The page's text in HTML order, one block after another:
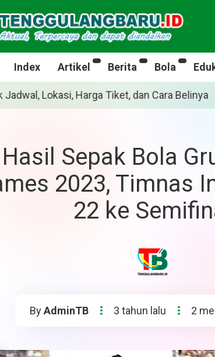
Index Artikel Berita Bola
Siapakah Jean Grey?
Hasil Sepak Bola
2023, Timnas
22 ke
ByAdminTB 3 tahun lalu 2